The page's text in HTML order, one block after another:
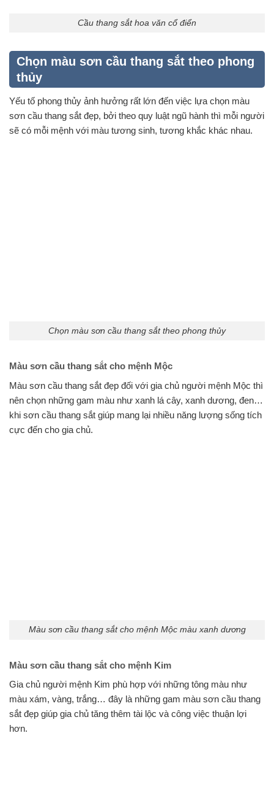
Cầu thang sắt hoa văn cổ điển
Chọn màu sơn cầu thang sắt theo phong
thủy
Yếu tố phong thủy ảnh hưởng rất lớn đến việc lựa chọn màu
sơn cầu thang sắt đẹp, bởi theo quy luật ngũ hành thì mỗi người
sẽ có mỗi mệnh với màu tương sinh, tương khắc khác nhau.
Chọn màu sơn cầu thang sắt theo phong thủy
Màu sơn cầu thang sắt cho mệnh Mộc
Màu sơn cầu thang sắt đẹp đối với gia chủ người mệnh Mộc thì
nên chọn những gam màu như xanh lá cây, xanh dương, đen…
khi sơn cầu thang sắt giúp mang lại nhiều năng lượng sống tích
cực đến cho gia chủ.
Màu sơn cầu thang sắt cho mệnh Mộc màu xanh dương
Màu sơn cầu thang sắt cho mệnh Kim
Gia chủ người mệnh Kim phù hợp với những tông màu như
màu xám, vàng, trắng… đây là những gam màu sơn cầu thang
sắt đẹp giúp gia chủ tăng thêm tài lộc và công việc thuận lợi
hơn.